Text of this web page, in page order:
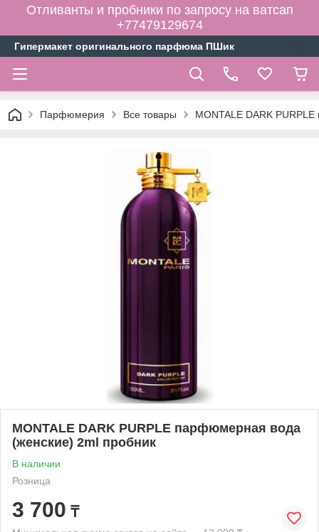
Отливанты и пробники по запросу на ватсап
+77479129674
Гипермакет оригинального парфюма ПШик
Парфюмерия Все товары MONTALE DARK
MONTALE DARK PURPLE парфюмерная вода
(женские) 2ml пробник
В наличии
Розница
3 700 ₸